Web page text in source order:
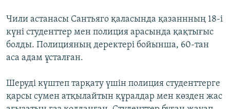
Чили астанасы Сантьяго қаласында қазаннның 18-і
күні студенттер мен полиция арасында қақтығыс
болды. Полицияның деректері бойынша, 60-тан
аса адам ұсталған.
Шеруді күштеп тарқату үшін полиция студенттерге
қарсы сумен атқылайтын құралдар мен көзден жас